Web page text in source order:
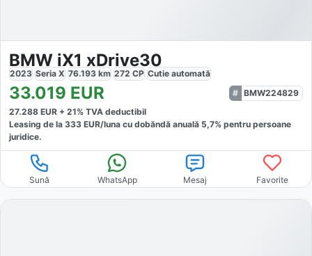
BMW iX1 xDrive30
2023 Seria X 76.193 km 272 CP Cutie automată
33.019 EUR
BMW224829
27.288 EUR + 21% TVA deductibil
Leasing de la 333 EUR/luna cu dobăndă anuală 5,7% pentru persoane
juridice.
Sună WhatsApp Mesaj Favorite